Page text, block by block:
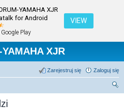
YAMAHA XJR
for Android
Play
VIEW
XJR
Zaloguj się
Zarejestruj się